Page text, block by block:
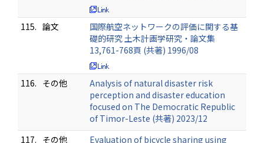
115. 論文
国際航空ネットワークの評価に関する基
礎的研究 土木計画学研究・論文集
13,761-768頁 (共著) 1996/08
116. その他
Analysis of natural disaster risk
perception and disaster education
focused on The Democratic Republic
of Timor-Leste (共著) 2023/12
117. その他
Evaluation of bicycle sharing using